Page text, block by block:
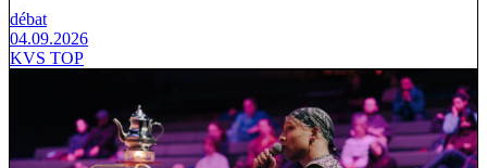
débat
04.09.2026
KVS TOP